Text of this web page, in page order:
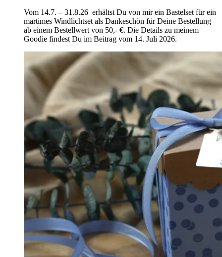
Vom 14.7. – 31.8.26 erhältst Du von mir ein Bastelset für ein
martimes Windlichtset als Dankeschön für Deine Bestellung
ab einem Bestellwert von 50,- €. Die Details zu meinem
Goodie findest Du im Beitrag vom 14. Juli 2026.